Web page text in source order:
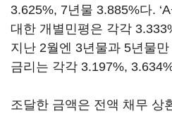
3.625%, 7년물 3.885%다.
대한 개별민평은 각각
지난 2월엔 3년물과 5년물
금리는 각각 3.197%,
조달한 금액은 전액 채무 상